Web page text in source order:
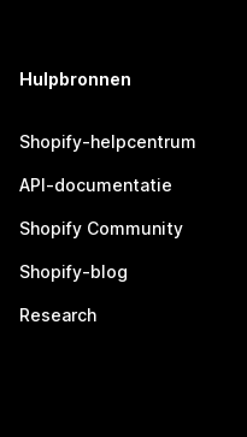
Hulpbronnen
Shopify-helpcentrum
API-documentatie
Shopify Community
Shopify-blog
Research